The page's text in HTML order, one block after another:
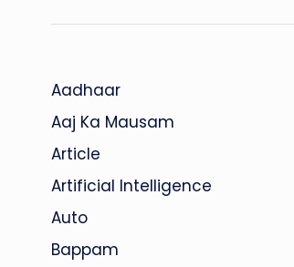
Aadhaar
Aaj Ka Mausam
Article
Artificial Intelligence
Auto
Bappam